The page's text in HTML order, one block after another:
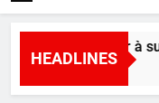
HEADLINES
Le producteur à
25 Minutes Ago